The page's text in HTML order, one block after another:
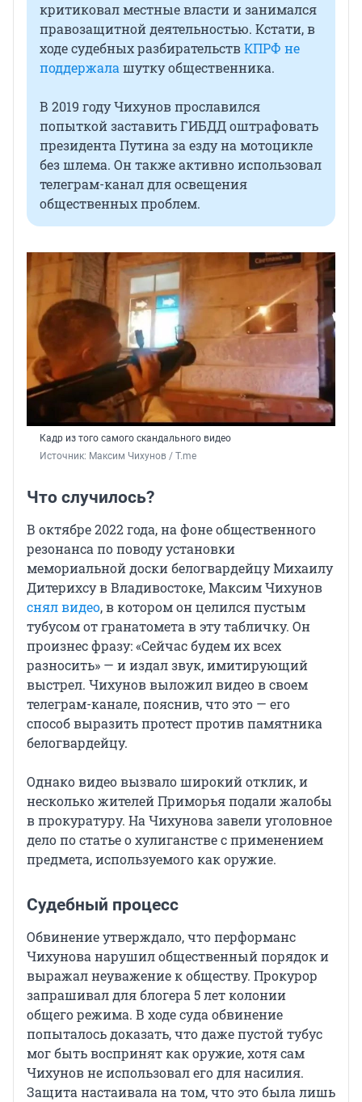
критиковал местные власти и занимался
правозащитной деятельностью. Кстати, в
ходе судебных разбирательствКПРФ не
поддержала шутку общественника.
В 2019 году Чихунов прославился
попыткой заставить ГИБДД оштрафовать
президента Путина за езду на мотоцикле
без шлема. Он также активно использовал
телеграм-канал для освещения
общественных проблем.
Кадр из того самого скандального видео
Источник: Максим Чихунов / T.me
Что случилось?
В октябре 2022 года, на фоне общественного
резонанса по поводу установки
мемориальной доски белогвардейцу Михаилу
Дитерихсу в Владивостоке, Максим Чихунов
снял видео, в котором он целился пустым
тубусом от гранатомета в эту табличку. Он
произнес фразу: «Сейчас будем их всех
разносить» — и издал звук, имитирующий
выстрел. Чихунов выложил видео в своем
телеграм-канале, пояснив, что это — его
способ выразить протест против памятника
белогвардейцу.
Однако видео вызвало широкий отклик, и
несколько жителей Приморья подали жалобы
в прокуратуру. На Чихунова завели уголовное
дело по статье о хулиганстве с применением
предмета, используемого как оружие.
Судебный процесс
Обвинение утверждало, что перформанс
Чихунова нарушил общественный порядок и
выражал неуважение к обществу. Прокурор
запрашивал для блогера 5 лет колонии
общего режима. В ходе суда обвинение
попыталось доказать, что даже пустой тубус
мог быть воспринят как оружие, хотя сам
Чихунов не использовал его для насилия.
Защита настаивала на том, что это была лишь